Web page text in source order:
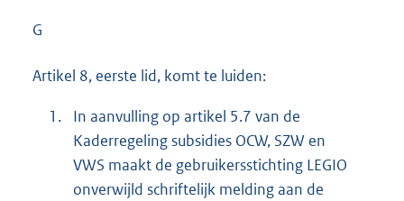
G
Artikel 8, eerste lid, komt te luiden:
1.
In aanvulling op artikel 5.7 van de
Kaderregeling subsidies OCW, SZW en
VWS maakt de gebruikersstichting LEGIO
onverwijld schriftelijk melding aan de